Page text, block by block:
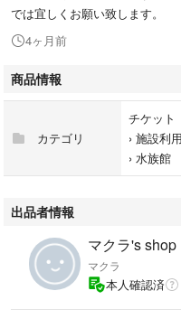
では宜しくお願い致します。
4ヶ月前
商品情報
カテゴリ
チケット
› 施設利
› 水族館
出品者情報
マクラ's shop
マクラ
本人確認済